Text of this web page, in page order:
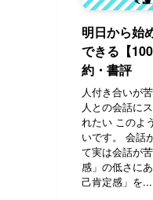
明日から始
できる【
約・書評
人付き合いが
人との会話に
れたい このよ
いです。 会話
て実は会話が
感」の低さに
己肯定感」を...